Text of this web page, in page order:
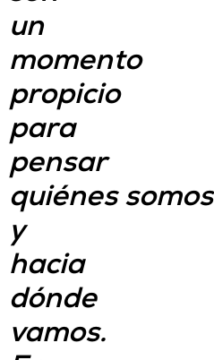
un
momento
propicio
para
pensar
quiénes somos
y
hacia
dónde
vamos.